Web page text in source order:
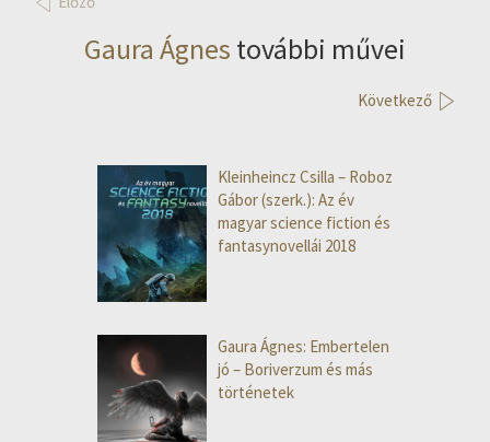
Gaura Ágnes további művei
Következő
Kleinheincz Csilla – Roboz
Gábor (szerk.): Az év
magyar science fiction és
fantasynovellái 2018
Gaura Ágnes: Embertelen
jó – Boriverzum és más
történetek